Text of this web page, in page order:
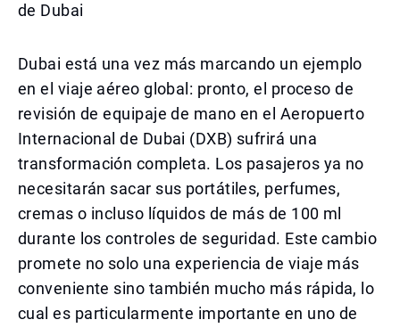
de Dubai
Dubai está una vez más marcando un ejemplo
en el viaje aéreo global: pronto, el proceso de
revisión de equipaje de mano en el Aeropuerto
Internacional de Dubai (DXB) sufrirá una
transformación completa. Los pasajeros ya no
necesitarán sacar sus portátiles, perfumes,
cremas o incluso líquidos de más de 100 ml
durante los controles de seguridad. Este cambio
promete no solo una experiencia de viaje más
conveniente sino también mucho más rápida, lo
cual es particularmente importante en uno de